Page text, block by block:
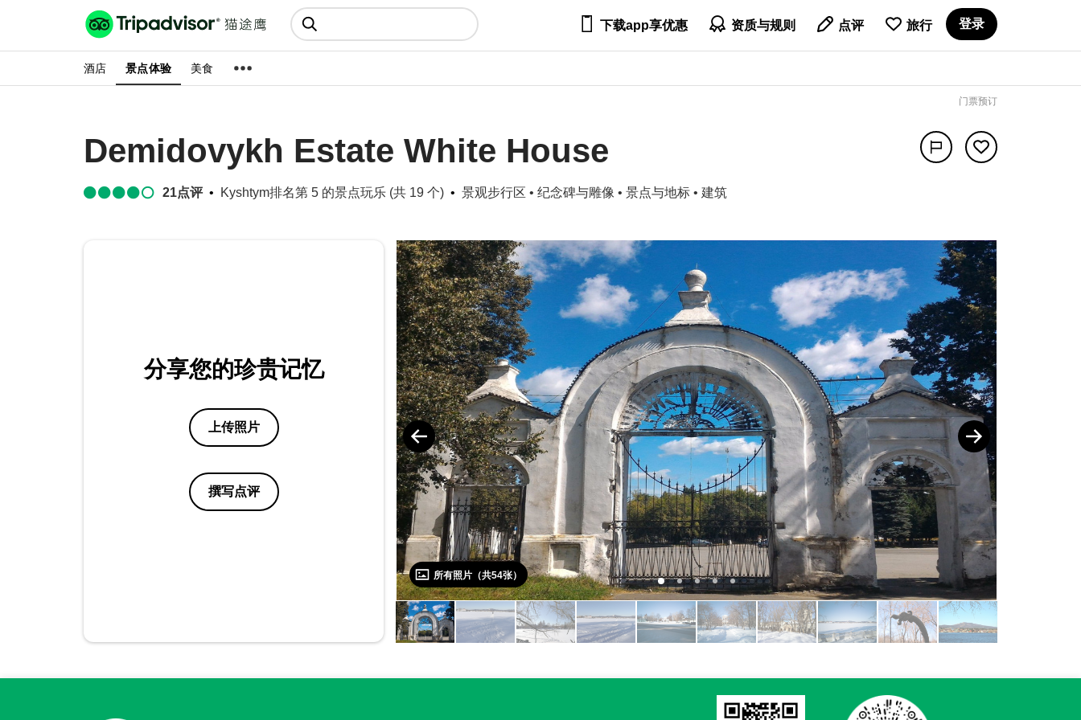
猫途鹰:景点、酒店、美食十亿条
点评
 下载app享优惠  资质与规则 点评 旅行 登录
酒店 景点体验 美食
门票预订
Demidovykh Estate White House
21点评 Kyshtym排名第 5 的景点玩乐 (共 19 个) 景观步行区 • 纪念碑与雕像 • 景点与地标 • 建筑
分享您的珍贵记忆
上传照片
撰写点评
所有照片（共54张）